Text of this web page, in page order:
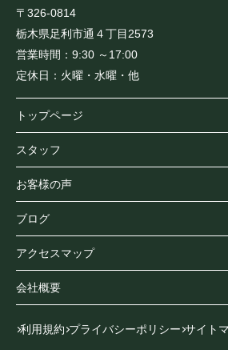
〒326-0814
栃木県足利市通４丁目2573
営業時間： 9:30 ～17:00
定休日： 火曜・水曜・他
トップページ
スタッフ
お客様の声
ブログ
アクセスマップ
会社概要
利用規約 プライバシーポリシー サイト